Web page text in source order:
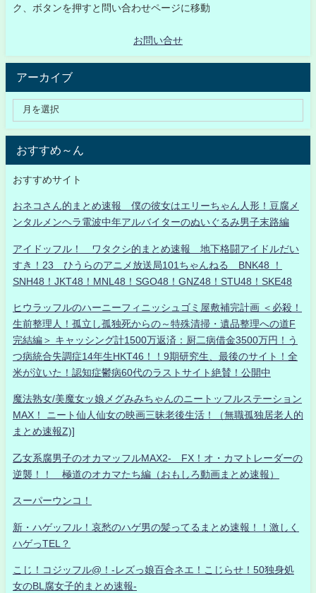
ク、ボタンを押すと問い合わせページに移動
お問い合せ
アーカイブ
おすすめ～ん
おすすめサイト
おネコさん的まとめ速報 僕の彼女はエリーちゃん人形！豆腐メ
ンタルメンヘラ電波中年アルバイターのぬいぐるみ男子末路編
アイドッフル！ ワタクシ的まとめ速報 地下格闘アイドルだい
すき！23 ひうらのアニメ放送局101ちゃんねる BNK48 ！
SNH48！JKT48！MNL48！SGO48！GNZ48！STU48！SKE48
ヒウラッフルのハーニーフィニッシュゴミ屋敷補完計画 ＜必殺！
生前整理人！孤立し孤独死からの～特殊清掃・遺品整理への道F
完結編＞ キャッシング計1500万返済：厨二病借金3500万円！う
つ病統合失調症14年生HKT46！！9期研究生、最後のサイト！全
米が泣いた！認知症鬱病60代のラストサイト絶賛！公開中
魔法熟女/美魔女ッ娘メグみみちゃんのニートッフルステーション
MAX！ ニート仙人仙女の映画三昧老後生活！（無職孤独居老人的
まとめ速報Z)]
乙女系腐男子のオカマッフルMAX2- FX！オ・カマトレーダーの
逆襲！！ 極道のオカマたち編（おもしろ動画まとめ速報）
スーパーウンコ！
新・ハゲッフル！哀愁のハゲ男の髪ってるまとめ速報！！激しく
ハゲっTEL？
こじ！コジッフル@！-レズっ娘百合ネエ！こじらせ！50独身処
女のBL腐女子的まとめ速報-